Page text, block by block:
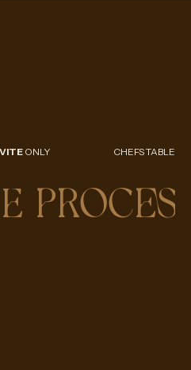
ONLY CHEFS TABLE
PROCES